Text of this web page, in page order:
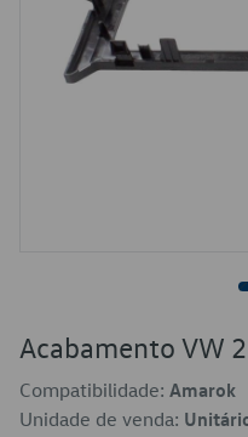
Acabamento VW
Compatibilidade: Amarok
Unidade de venda: